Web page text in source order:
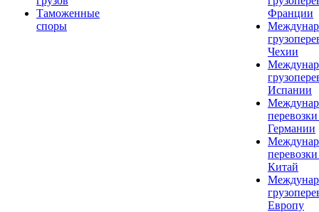
Таможенные
споры
Франции
Чехии
Испании
Германии
Китай
Европу